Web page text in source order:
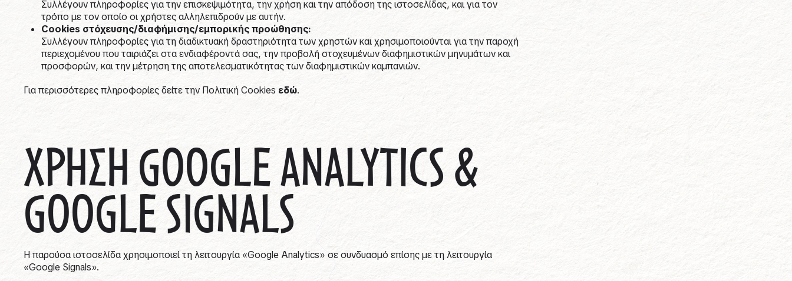
Συλλέγουν πληροφορίες για την επισκεψιμότητα, την χρήση και την απόδοση της ιστοσελίδας, και για τον
τρόπο με τον οποίο οι χρήστες αλληλεπιδρούν με αυτήν.
Cookies στόχευσης/διαφήμισης/εμπορικής προώθησης:
Συλλέγουν πληροφορίες για τη διαδικτυακή δραστηριότητα των χρηστών και χρησιμοποιούνται για την παροχή
περιεχομένου που ταιριάζει στα ενδιαφέροντά σας, την προβολή στοχευμένων διαφημιστικών μηνυμάτων και
προσφορών, και την μέτρηση της αποτελεσματικότητας των διαφημιστικών καμπανιών.
Για περισσότερες πληροφορίες δείτε την Πολιτική Cookies εδώ.
ΧΡΗΣΗ GOOGLE ANALYTICS &
GOOGLE SIGNALS
Η παρούσα ιστοσελίδα χρησιμοποιεί τη λειτουργία «Google Analytics» σε συνδυασμό επίσης με τη λειτουργία
«Google Signals».